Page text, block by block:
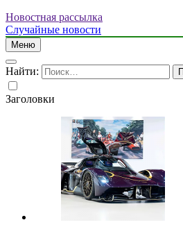
Новостная рассылка
Случайные новости
Меню
Найти:
Заголовки